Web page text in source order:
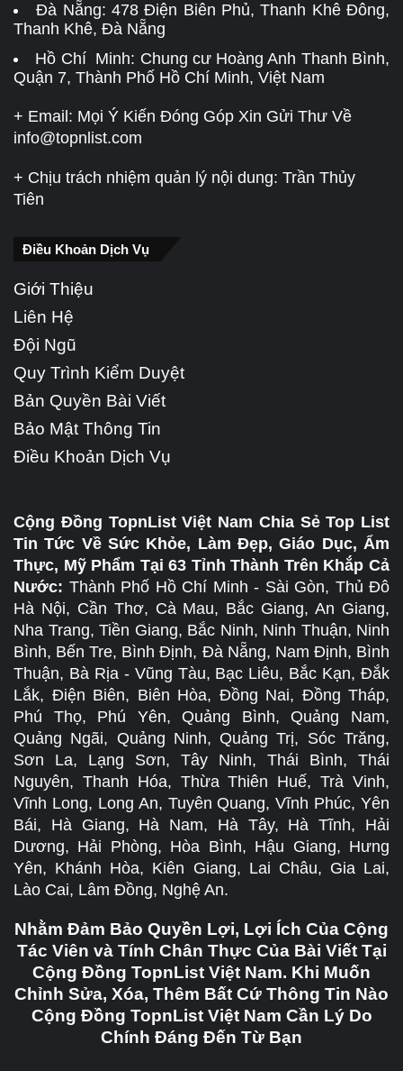
Đà Nẵng:478 Điện Biên Phủ, Thanh Khê Đông,
Thanh Khê, Đà Nẵng
Hồ Chí Minh: Chung cư Hoàng Anh Thanh Bình,
Quận 7, Thành Phố Hồ Chí Minh, Việt Nam
+ Email: Mọi Ý Kiến Đóng Góp Xin Gửi Thư Về
info@topnlist.com
+ Chịu trách nhiệm quản lý nội dung: Trần Thủy
Tiên
Điều Khoản Dịch Vụ
Giới Thiệu
Liên Hệ
Đội Ngũ
Quy Trình Kiểm Duyệt
Bản Quyền Bài Viết
Bảo Mật Thông Tin
Điều Khoản Dịch Vụ
Cộng Đồng TopnList Việt Nam Chia Sẻ Top List
Tin Tức Về Sức Khỏe, Làm Đẹp, Giáo Dục, Ẩm
Thực, Mỹ Phẩm Tại 63 Tỉnh Thành Trên Khắp Cả
Nước: Thành Phố Hồ Chí Minh - Sài Gòn, Thủ Đô
Hà Nội, Cần Thơ, Cà Mau, Bắc Giang, An Giang,
Nha Trang, Tiền Giang, Bắc Ninh, Ninh Thuận, Ninh
Bình, Bến Tre, Bình Định, Đà Nẵng, Nam Định, Bình
Thuận, Bà Rịa - Vũng Tàu, Bạc Liêu, Bắc Kạn, Đắk
Lắk, Điện Biên, Biên Hòa, Đồng Nai, Đồng Tháp,
Phú Thọ, Phú Yên, Quảng Bình, Quảng Nam,
Quảng Ngãi, Quảng Ninh, Quảng Trị, Sóc Trăng,
Sơn La, Lạng Sơn, Tây Ninh, Thái Bình, Thái
Nguyên, Thanh Hóa, Thừa Thiên Huế, Trà Vinh,
Vĩnh Long, Long An, Tuyên Quang, Vĩnh Phúc, Yên
Bái, Hà Giang, Hà Nam, Hà Tây, Hà Tĩnh, Hải
Dương, Hải Phòng, Hòa Bình, Hậu Giang, Hưng
Yên, Khánh Hòa, Kiên Giang, Lai Châu, Gia Lai,
Lào Cai, Lâm Đồng, Nghệ An.
Nhằm Đảm Bảo Quyền Lợi, Lợi Ích Của Cộng
Tác Viên và Tính Chân Thực Của Bài Viết Tại
Cộng Đồng TopnList Việt Nam. Khi Muốn
Chỉnh Sửa, Xóa, Thêm Bất Cứ Thông Tin Nào
Cộng Đồng TopnList Việt Nam Cần Lý Do
Chính Đáng Đến Từ Bạn